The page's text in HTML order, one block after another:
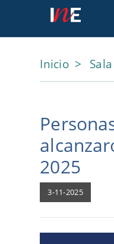
Inicio
2025
3-11-2025